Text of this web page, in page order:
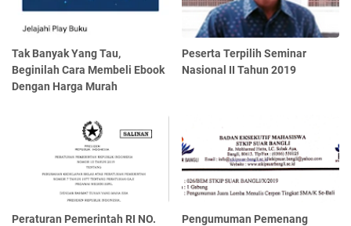
Tak Banyak Yang Tau,
Beginilah Cara Membeli Ebook
Dengan Harga Murah
Peserta Terpilih Seminar
Nasional II Tahun 2019
Peraturan Pemerintah RI NO.
Pengumuman Pemenang